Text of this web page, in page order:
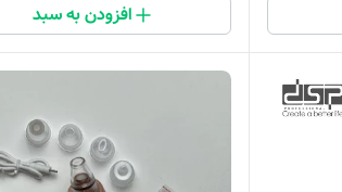
افزودن به سبد